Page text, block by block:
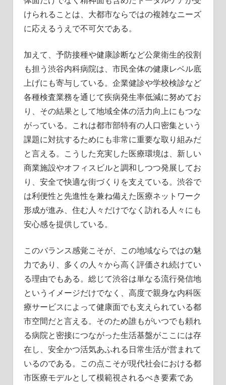
けられることは、大都市ならではの複雑なニーズ
に応えるうえで不可欠である。
加えて、予防接種や健康診断など公衆衛生的役割
も担う渋谷内科病院は、市民全体の健康レベル底
上げにも寄与している。企業健診や学校検診など
各種検査業務を通じて疾病発生率低減に努めてお
り、その結果として地域全体の活力向上にもつな
がっている。これは都市部特有の人口密集という
課題に対抗するためにも非常に重要な取り組みだ
と言える。こうした充実した医療環境は、新しい
商業施設やオフィスビルと調和しつつ発展してお
り、安全で快適な街づくりを支えている。渋谷で
は利便性と先進性を兼ね備えた医療ネットワーク
形成が進み、住む人々だけでなく訪れる人々にも
安心感を提供している。
このバランス感覚こそが、この地域ならではの魅
力であり、多くの人々から高く評価され続けてい
る理由でもある。総じて渋谷は単なる流行発信地
というイメージだけでなく、高度で親身な内科医
療サービスによって健康面でも支えられている都
市空間だと言える。そのため誰もがいつでも頼れ
る病院と密接につながった生活基盤がここには存
在し、安全かつ活気あふれる日常生活が営まれて
いるのである。この点こそが現代社会における都
市医療モデルとして模範視されるべき要素であ